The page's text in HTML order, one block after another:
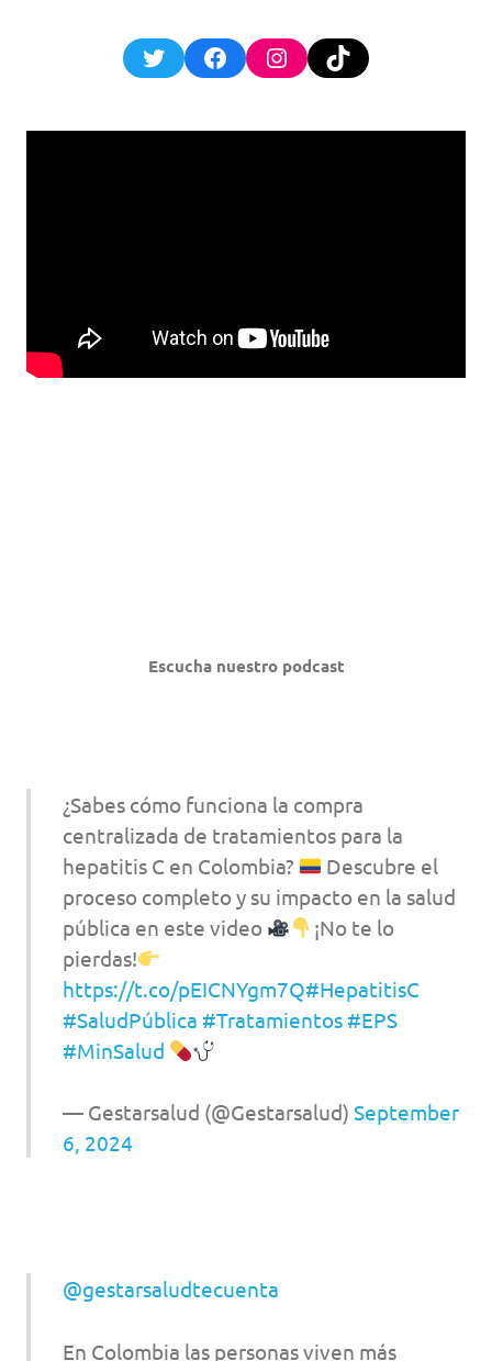
TwitterFacebookInstagram
TikTok
Escucha nuestro podcast
¿Sabes cómo funciona la compra
centralizada de tratamientos para la
hepatitis C en Colombia?
Descubre el
proceso completo y su impacto en la salud
pública en este video
¡No te lo
pierdas!
https://t.co/pEICNYgm7Q#HepatitisC
#SaludPública #Tratamientos #EPS
#MinSalud
— Gestarsalud (@Gestarsalud) September
6, 2024
@gestarsaludtecuenta
En Colombia las personas viven más